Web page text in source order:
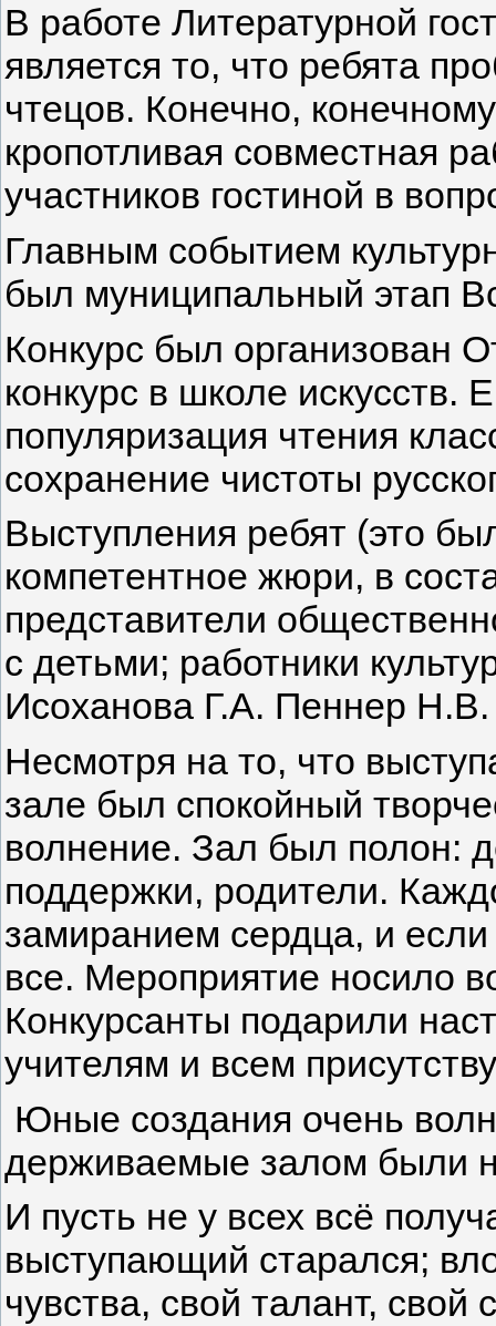
В работе Литературной
является то, что ребята
чтецов. Конечно,
кропотливая совместная
участников гостиной в
Главным событием
был муниципальный этап
Конкурс был организован
конкурс в школе искусств.
популяризация чтения
сохранение чистоты
Выступления ребят (это
компетентное жюри, в
представители
с детьми; работники
Исоханова Г.А. Пеннер
Несмотря на то, что
зале был спокойный
волнение. Зал был полон:
поддержки, родители.
замиранием сердца, и
все. Мероприятие носило
Конкурсанты подарили
учителям и всем
Юные создания очень
держиваемые залом были
И пусть не у всех всё
выступающий старался;
чувства, свой талант, свой